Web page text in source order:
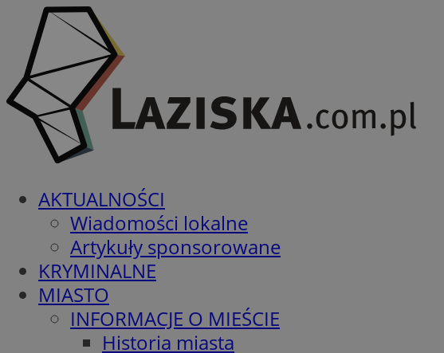
AKTUALNOŚCI
Wiadomości lokalne
Artykuły sponsorowane
KRYMINALNE
MIASTO
INFORMACJE O MIEŚCIE
Historia miasta